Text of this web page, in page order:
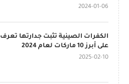
2024-01-06
الكفرات الصينية تثبت جدارتها تعرف
على أبرز 10 ماركات لعام 2024
2025-02-10